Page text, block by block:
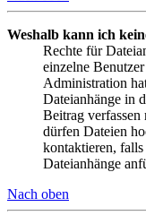
Weshalb kann ich
Rechte für
einzelne
Administration
Dateianhänge in
Beitrag verfassen
dürfen Dateien
kontaktieren,
Dateianhänge
Nach oben